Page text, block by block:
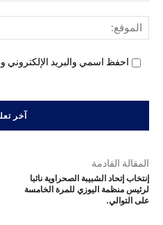
احفظ اسمي والبريد الإلكتروني
المقالة القادمة
إنتخاب إتحاد الشبيبة الصحراوية نائبا
لرئيس منظمة اليوزي للمرة الخامسة
على التوالي.